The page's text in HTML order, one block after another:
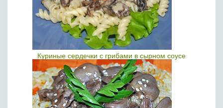
Куриные сердечки с грибами в сырном соусе